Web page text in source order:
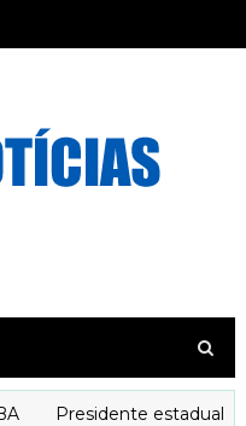
Presidente estadual do